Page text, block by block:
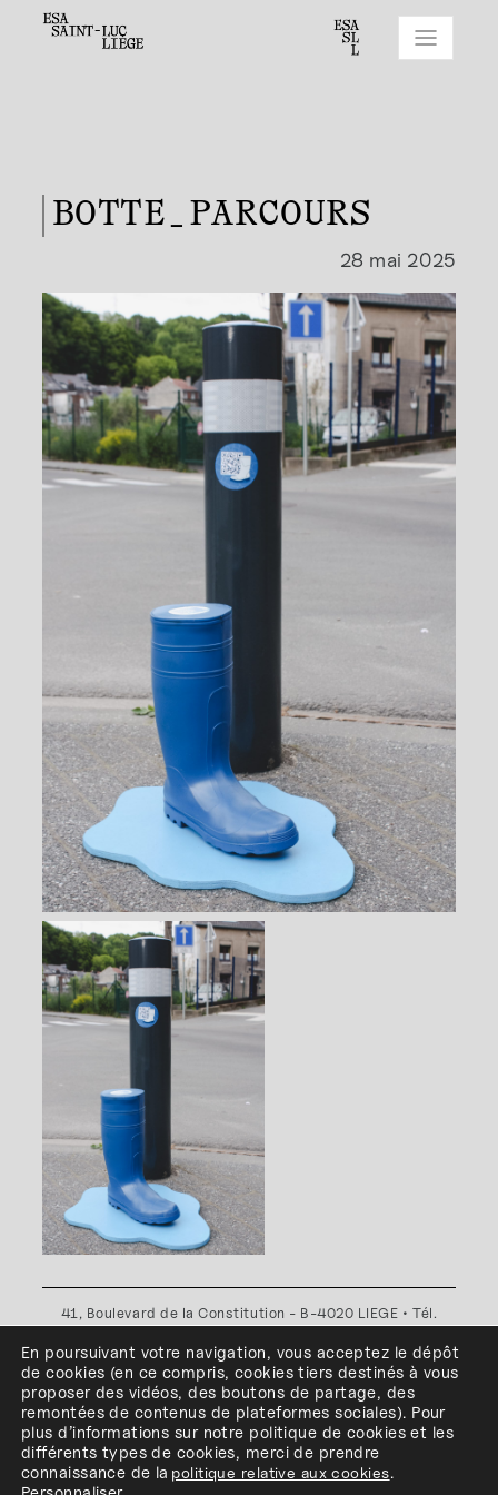
BOTTE_PARCOURS
28 mai 2025
41, Boulevard de la Constitution - B-4020 LIEGE • Tél.
Plan d'accès•Politique de confidentialité•Politique de
cookies•Conditions générales
l'ESA Saint-Luc Liège est membre du
En poursuivant votre navigation, vous acceptez le dépôt
de cookies (en ce compris, cookiestiers destinés à vous
proposer des vidéos, des boutons de partage, des
remontées de contenus de plateformes sociales). Pour
plus d’informations sur notre politique de cookies et les
différents types de cookies, merci de prendre
connaissance de la politique relative aux cookies.